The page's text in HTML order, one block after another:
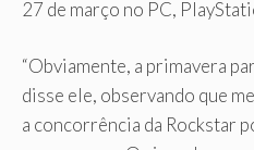
27 de março no PC,
“Obviamente, a primavera
disse ele, observando que
a concorrência da Rockstar